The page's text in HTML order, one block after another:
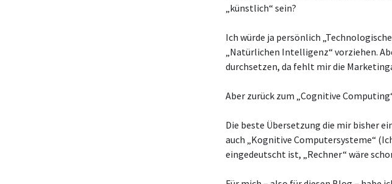
„künstlich“ sein?
Ich würde ja persönlich
„Natürlichen Intelligenz“ vorziehen.
durchsetzen, da fehlt mir die
Aber zurück zum „Cognitive
Die beste Übersetzung die mir bisher
auch „Kognitive Computersysteme“
eingedeutscht ist, „Rechner“ wäre